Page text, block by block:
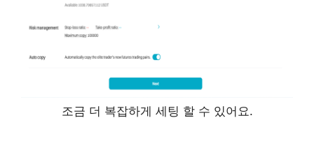
조금 더 복잡하게 세팅 할 수 있어요.